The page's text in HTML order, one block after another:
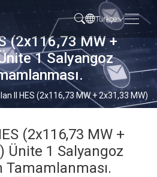
Türkçe
(2x116,73 MW +
1 Salyangoz
II HES (2x116,73 MW + 2x31,33 MW)
(2x116,73 MW +
Ünite 1 Salyangoz
Tamamlanması.